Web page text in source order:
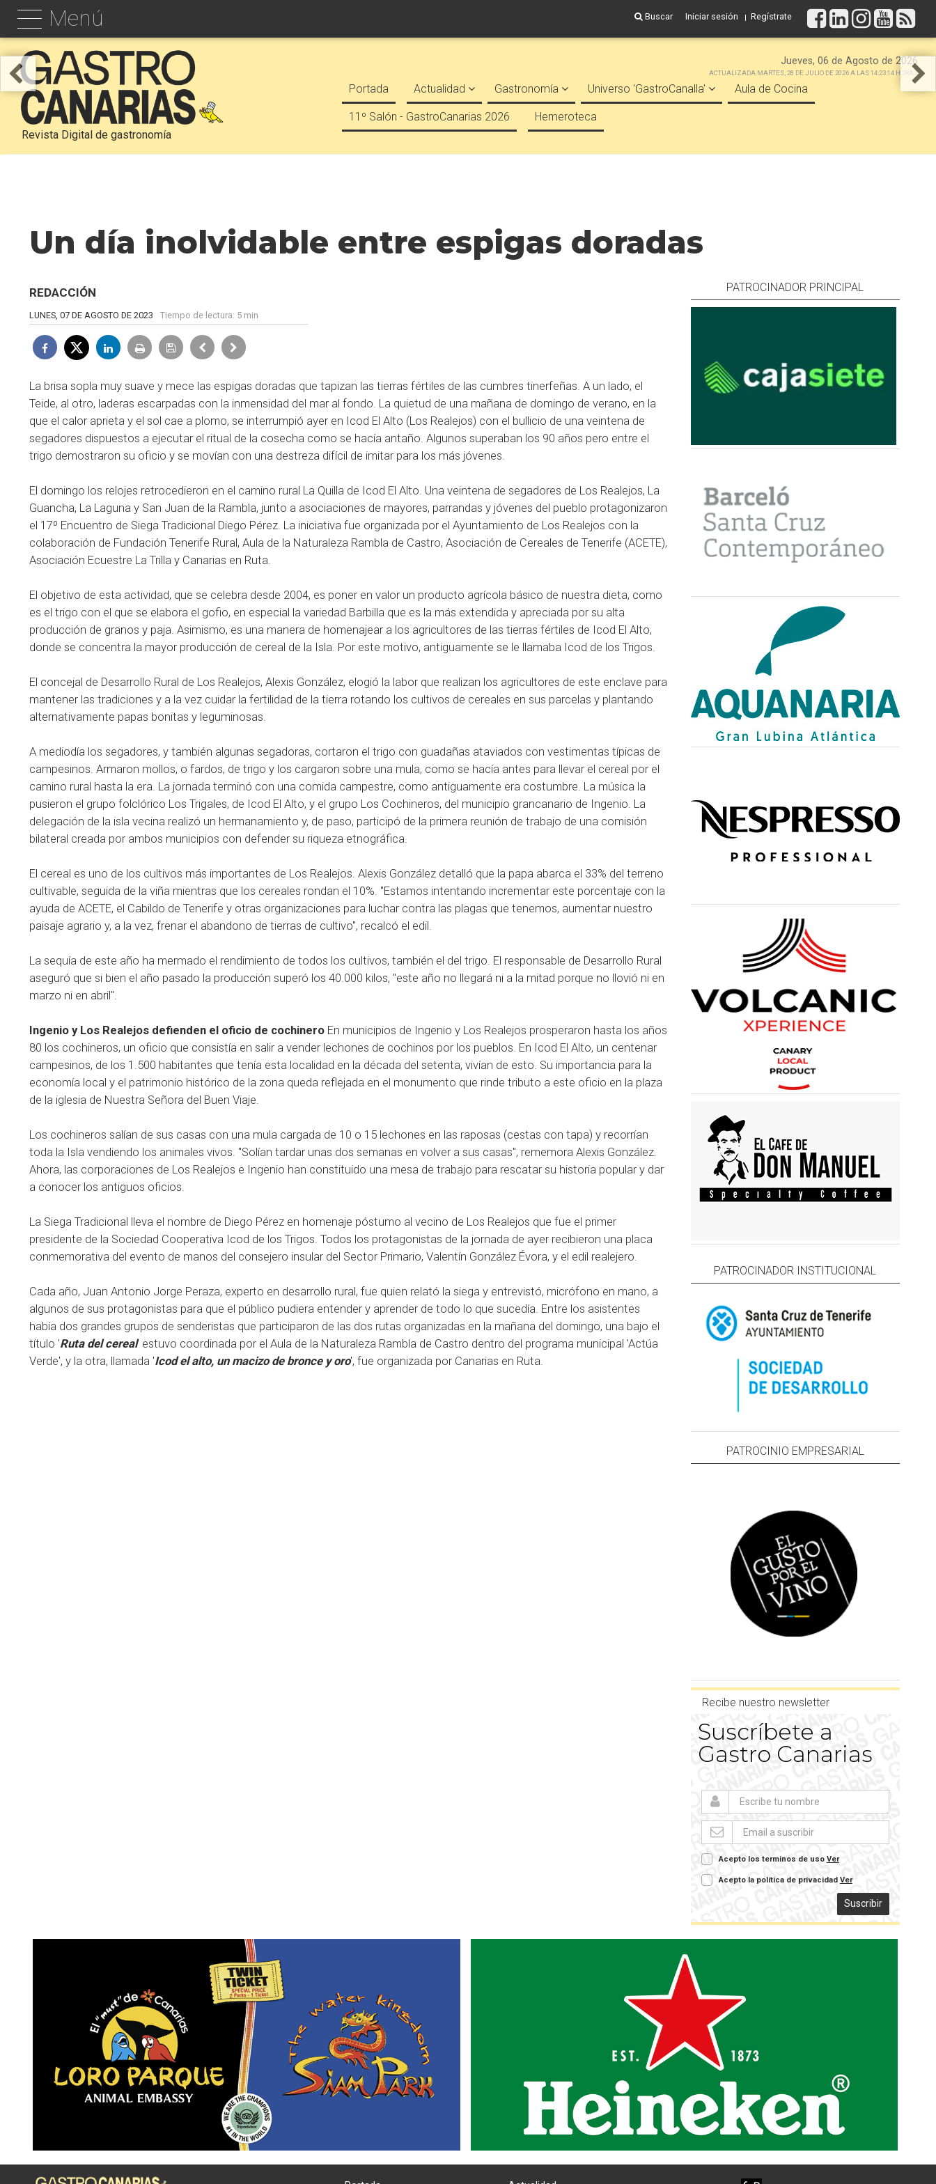
Menú Buscar Iniciar sesión Regístrate
Revista Digital de gastronomía
Jueves, 06 de Agosto de 2026
ACTUALIZADA MARTES, 28 DE JULIO DE 2026 A LAS 14:23:14 HORAS
Portada Actualidad Gastronomía Universo 'GastroCanalla' Aula de Cocina
11º Salón - GastroCanarias 2026 Hemeroteca
Un día inolvidable entre espigas doradas
REDACCIÓN
LUNES, 07 DE AGOSTO DE 2023 Tiempo de lectura: 5 min
La brisa sopla muy suave y mece las espigas doradas que tapizan las tierras fértiles de las cumbres tinerfeñas. A un lado, el
Teide, al otro, laderas escarpadas con la inmensidad del mar al fondo. La quietud de una mañana de domingo de verano, en la
que el calor aprieta y el sol cae a plomo, se interrumpió ayer en Icod El Alto (Los Realejos) con el bullicio de una veintena de
segadores dispuestos a ejecutar el ritual de la cosecha como se hacía antaño. Algunos superaban los 90 años pero entre el
trigo demostraron su oficio y se movían con una destreza difícil de imitar para los más jóvenes.
El domingo los relojes retrocedieron en el camino rural La Quilla de Icod El Alto. Una veintena de segadores de Los Realejos, La
Guancha, La Laguna y San Juan de la Rambla, junto a asociaciones de mayores, parrandas y jóvenes del pueblo protagonizaron
el 17º Encuentro de Siega Tradicional Diego Pérez. La iniciativa fue organizada por el Ayuntamiento de Los Realejos con la
colaboración de Fundación Tenerife Rural, Aula de la Naturaleza Rambla de Castro, Asociación de Cereales de Tenerife (ACETE),
Asociación Ecuestre La Trilla y Canarias en Ruta.
El objetivo de esta actividad, que se celebra desde 2004, es poner en valor un producto agrícola básico de nuestra dieta, como
es el trigo con el que se elabora el gofio, en especial la variedad Barbilla que es la más extendida y apreciada por su alta
producción de granos y paja. Asimismo, es una manera de homenajear a los agricultores de las tierras fértiles de Icod El Alto,
donde se concentra la mayor producción de cereal de la Isla. Por este motivo, antiguamente se le llamaba Icod de los Trigos.
El concejal de Desarrollo Rural de Los Realejos, Alexis González, elogió la labor que realizan los agricultores de este enclave para
mantener las tradiciones y a la vez cuidar la fertilidad de la tierra rotando los cultivos de cereales en sus parcelas y plantando
alternativamente papas bonitas y leguminosas.
A mediodía los segadores, y también algunas segadoras, cortaron el trigo con guadañas ataviados con vestimentas típicas de
campesinos. Armaron mollos, o fardos, de trigo y los cargaron sobre una mula, como se hacía antes para llevar el cereal por el
camino rural hasta la era. La jornada terminó con una comida campestre, como antiguamente era costumbre. La música la
pusieron el grupo folclórico Los Trigales, de Icod El Alto, y el grupo Los Cochineros, del municipio grancanario de Ingenio. La
delegación de la isla vecina realizó un hermanamiento y, de paso, participó de la primera reunión de trabajo de una comisión
bilateral creada por ambos municipios con defender su riqueza etnográfica.
El cereal es uno de los cultivos más importantes de Los Realejos. Alexis González detalló que la papa abarca el 33% del terreno
cultivable, seguida de la viña mientras que los cereales rondan el 10%. "Estamos intentando incrementar este porcentaje con la
ayuda de ACETE, el Cabildo de Tenerife y otras organizaciones para luchar contra las plagas que tenemos, aumentar nuestro
paisaje agrario y, a la vez, frenar el abandono de tierras de cultivo", recalcó el edil.
La sequía de este año ha mermado el rendimiento de todos los cultivos, también el del trigo. El responsable de Desarrollo Rural
aseguró que si bien el año pasado la producción superó los 40.000 kilos, "este año no llegará ni a la mitad porque no llovió ni en
marzo ni en abril".
Ingenio y Los Realejos defienden el oficio de cochinero En municipios de Ingenio y Los Realejos prosperaron hasta los años
80 los cochineros, un oficio que consistía en salir a vender lechones de cochinos por los pueblos. En Icod El Alto, un centenar
campesinos, de los 1.500 habitantes que tenía esta localidad en la década del setenta, vivían de esto. Su importancia para la
economía local y el patrimonio histórico de la zona queda reflejada en el monumento que rinde tributo a este oficio en la plaza
de la iglesia de Nuestra Señora del Buen Viaje.
Los cochineros salían de sus casas con una mula cargada de 10 o 15 lechones en las raposas (cestas con tapa) y recorrían
toda la Isla vendiendo los animales vivos. "Solían tardar unas dos semanas en volver a sus casas", rememora Alexis González.
Ahora, las corporaciones de Los Realejos e Ingenio han constituido una mesa de trabajo para rescatar su historia popular y dar
a conocer los antiguos oficios.
La Siega Tradicional lleva el nombre de Diego Pérez en homenaje póstumo al vecino de Los Realejos que fue el primer
presidente de la Sociedad Cooperativa Icod de los Trigos. Todos los protagonistas de la jornada de ayer recibieron una placa
conmemorativa del evento de manos del consejero insular del Sector Primario, Valentín González Évora, y el edil realejero.
Cada año, Juan Antonio Jorge Peraza, experto en desarrollo rural, fue quien relató la siega y entrevistó, micrófono en mano, a
algunos de sus protagonistas para que el público pudiera entender y aprender de todo lo que sucedía. Entre los asistentes
había dos grandes grupos de senderistas que participaron de las dos rutas organizadas en la mañana del domingo, una bajo el
título 'Ruta del cereal' estuvo coordinada por el Aula de la Naturaleza Rambla de Castro dentro del programa municipal 'Actúa
Verde', y la otra, llamada 'Icod el alto, un macizo de bronce y oro', fue organizada por Canarias en Ruta.
PATROCINADOR PRINCIPAL
PATROCINADOR INSTITUCIONAL
PATROCINIO EMPRESARIAL
Recibe nuestro newsletter
Suscríbete a
Gastro Canarias
Acepto los terminos de uso Ver
Acepto la política de privacidad Ver
Suscribir